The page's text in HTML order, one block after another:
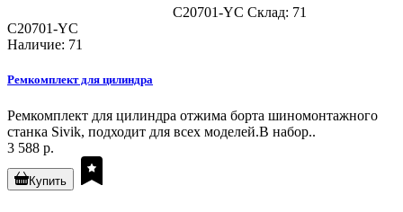
C20701-YC Склад: 71
C20701-YC
Наличие: 71
Ремкомплект для цилиндра
Ремкомплект для цилиндра отжима борта шиномонтажного
станка Sivik, подходит для всех моделей.В набор..
3 588 р.
Купить